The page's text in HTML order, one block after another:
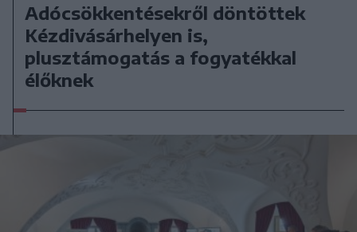
Adócsökkentésekről döntöttek
Kézdivásárhelyen is,
plusztámogatás a fogyatékkal
élőknek